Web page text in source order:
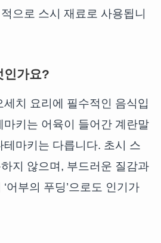
으로 스시 재료로 사용됩니
인가요?
세치 요리에 필수적인 음식입
마키는 어육이 들어간 계란말
테마키는 다릅니다. 초시 스
지 않으며, 부드러운 질감과
어부의 푸딩’으로도 인기가